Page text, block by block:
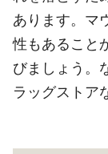
あります。マ
性もあること
びましょう。
ラッグストア